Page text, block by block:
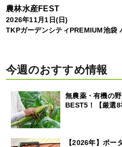
農林水産FEST
2026年11月1日(日)
TKPガーデンシティPREMIUM池袋
今週のおすすめ情報
無農薬・有機の
BEST5！【厳選8
【2026年】ポー